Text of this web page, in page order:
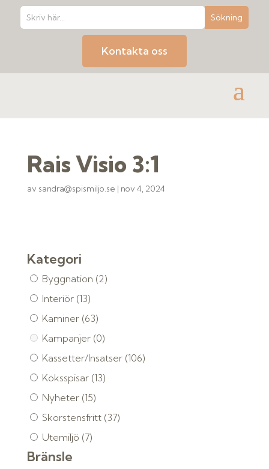
Kontakta oss
Rais Visio 3:1
av sandra@spismiljo.se | nov 4, 2024
Kategori
Byggnation (2)
Interiör (13)
Kaminer (63)
Kampanjer (0)
Kassetter/Insatser (106)
Köksspisar (13)
Nyheter (15)
Skorstensfritt (37)
Utemiljö (7)
Bränsle